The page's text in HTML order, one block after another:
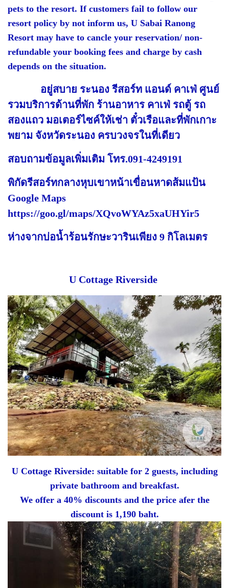
pets to the resort. If customers fail to follow our
resort policy by not inform us, U Sabai Ranong
Resort may have to cancle your reservation/ non-
refundable your booking fees and charge by cash
depends on the situation.
อยู่สบาย ระนอง รีสอร์ท แอนด์ คาเฟ่ ศูนย์
รวมบริการด้านที่พัก ร้านอาหาร คาเฟ่ รถตู้ รถ
สองแถว มอเตอร์ไซค์ให้เช่า ตั๋วเรือและที่พักเกาะ
พยาม จังหวัดระนอง ครบวงจรในที่เดียว
สอบถามข้อมูลเพิ่มเติม โทร.091-4249191
พิกัดรีสอร์ทกลางหุบเขาหน้าเขื่อนหาดส้มแป้น
Google Maps
https://goo.gl/maps/XQvoWYAz5xaUHYir5
ห่างจากบ่อน้ำร้อนรักษะวารินเพียง 9 กิโลเมตร
U Cottage Riverside
U Cottage Riverside: suitable for 2 guests, including
private bathroom and breakfast.
We offer a 40% discounts and the price afer the
discount is 1,190 baht.